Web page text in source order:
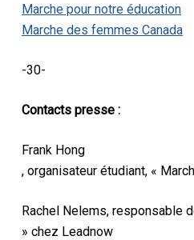
Marche pour notre éducation
Marche des femmes Canada
-30-
Contacts presse :
Frank Hong
, organisateur étudiant, «
Rachel Nelems, responsable
» chez Leadnow